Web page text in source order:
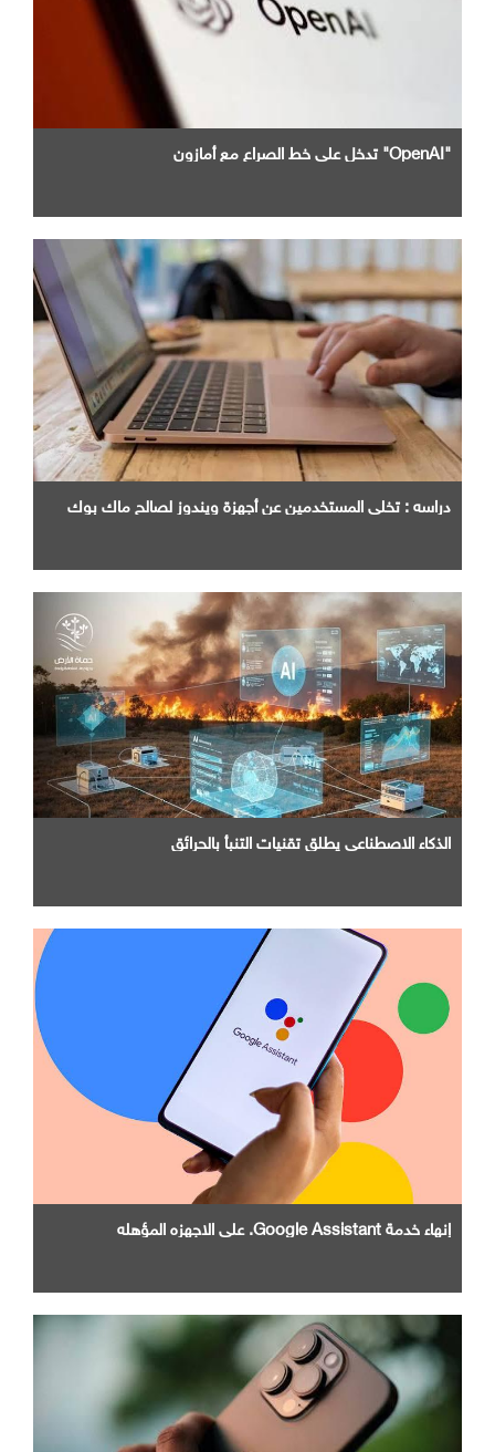
"OpenAI" تدخل علي خط الصراع مع أمازون
دراسه : تخلي المستخدمين عن أجهزة ويندوز لصالح ماك بوك
الذكاء الاصطناعي يطلق تقنيات التنبأ بالحرائق
إنهاء خدمة Google Assistant. علي الاجهزه المؤهله